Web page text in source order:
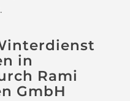
in
Rami
GmbH